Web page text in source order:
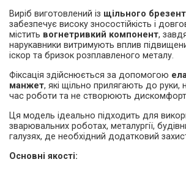
Виріб виготовлений із щільного
забезпечує високу зносостійкість і
містить вогнетривкий компонент,
нарукавники витримують вплив
іскор та бризок розплавленого металу.
Фіксація здійснюється за допомогою
манжет, які щільно прилягають до руки,
час роботи та не створюють
Ця модель ідеально підходить для
зварювальних роботах, металургії,
галузях, де необхідний додатковий
Основні якості: